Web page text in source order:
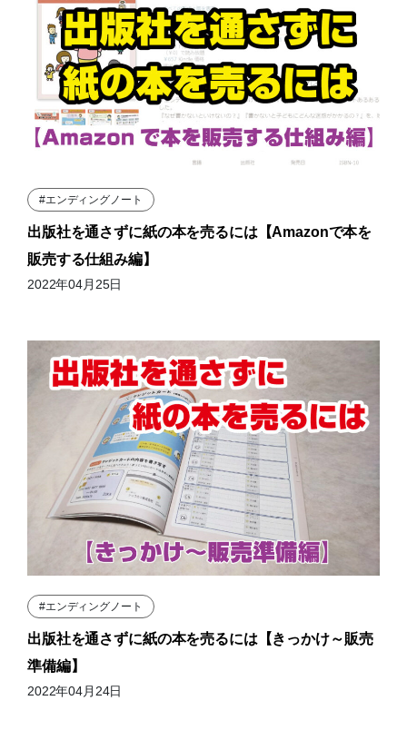
#エンディングノート
出版社を通さずに紙の本を売るには【Amazonで本を
販売する仕組み編】
2022年04月25日
#エンディングノート
出版社を通さずに紙の本を売るには【きっかけ～販売
準備編】
2022年04月24日